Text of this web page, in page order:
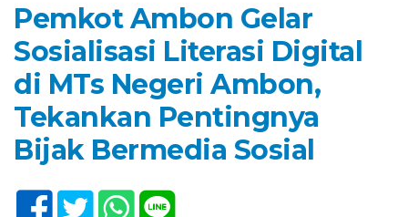
Pemkot Ambon Gelar
Sosialisasi Literasi Digital
di MTs Negeri Ambon,
Tekankan Pentingnya
Bijak Bermedia Sosial